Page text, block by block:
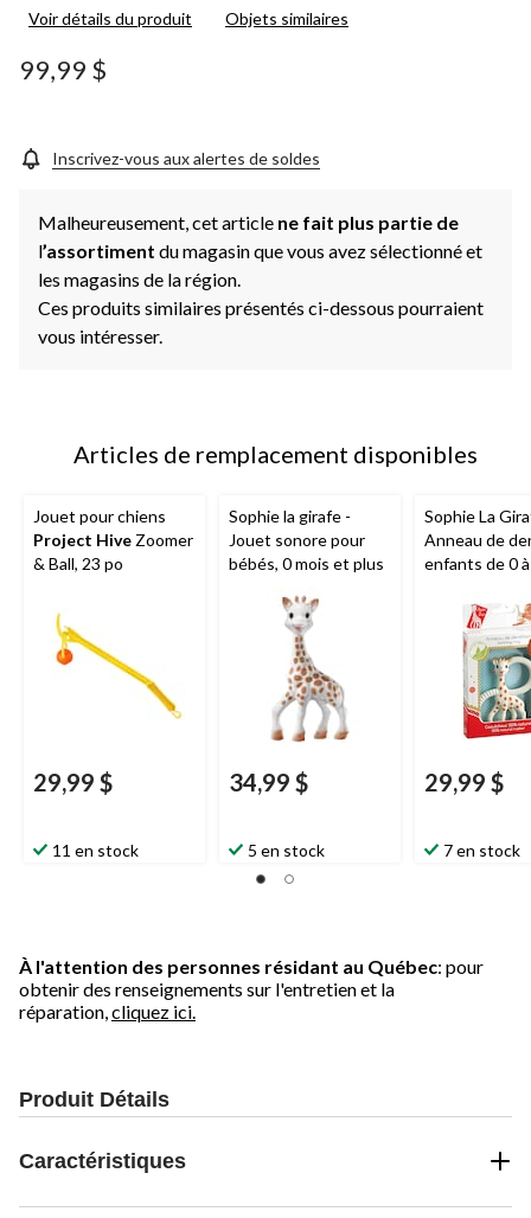
Voir détails du produit Objets similaires
99,99 $
Inscrivez-vous aux alertes de soldes
Malheureusement, cet article ne fait plus partie de
l’assortiment du magasin que vous avez sélectionné et
les magasins de la région.
Ces produits similaires présentés ci-dessous pourraient
vous intéresser.
Articles de remplacement disponibles
Jouet pour chiens
Project Hive Zoomer
& Ball, 23 po
29,99 $
11 en stock
Sophie la girafe -
Jouet sonore pour
bébés, 0 mois et plus
34,99 $
5 en stock
Sophie La
Anneau de
enfants de 0
29,99 $
7 en stock
À l'attention des personnes résidant au Québec: pour
obtenir des renseignements sur l'entretien et la
réparation, cliquez ici.
Produit Détails
Caractéristiques